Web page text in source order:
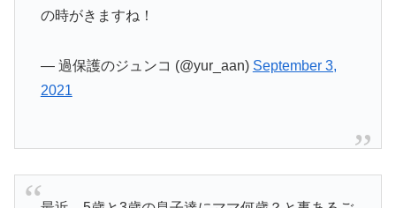
の時がきますね！
— 過保護のジュンコ (@yur_aan) September 3,
2021